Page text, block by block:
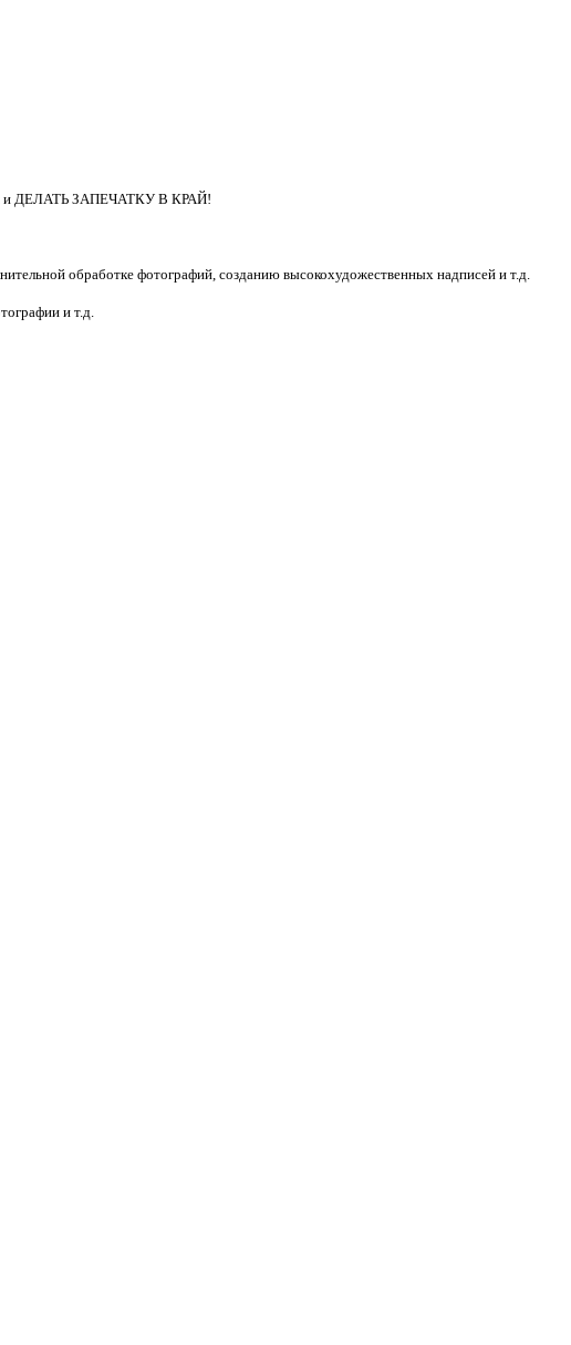
и ДЕЛАТЬ ЗАПЕЧАТКУ В КРАЙ!
обработке фотографий, созданию высокохудожественных надписей и т.д.
и т.д.